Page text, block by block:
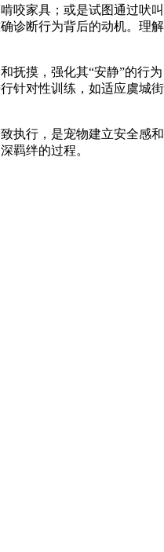
咬家具；或是试图通过吠
诊断行为背后的动机。理
抚摸，强化其“安静”的行
针对性训练，如适应虞城
执行，是宠物建立安全感
羁绊的过程。